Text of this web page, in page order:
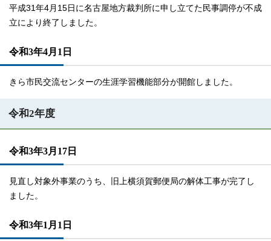
平成31年4月15日に名古屋地方裁判所に申し立てた民事調停が不成
立により終了しました。
令和3年4月1日
きら市民交流センターの生涯学習機能部分が開館しました。
令和2年度
令和3年3月17日
見直し対象外事業のうち、旧上横須賀郵便局の解体工事が完了し
ました。
令和3年1月1日